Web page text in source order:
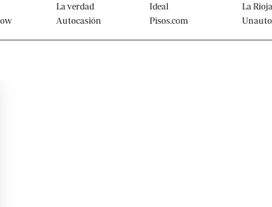
La verdad
Autocasión
Ideal
Pisos.com
La Rioja
Unauto